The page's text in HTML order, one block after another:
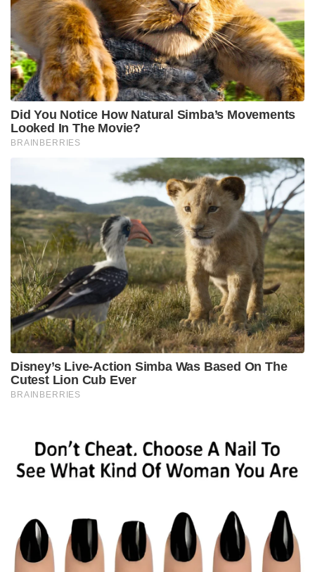
Did You Notice How Natural Simba’s Movements
Looked In The Movie?
BRAINBERRIES
Disney’s Live-Action Simba Was Based On The
Cutest Lion Cub Ever
BRAINBERRIES